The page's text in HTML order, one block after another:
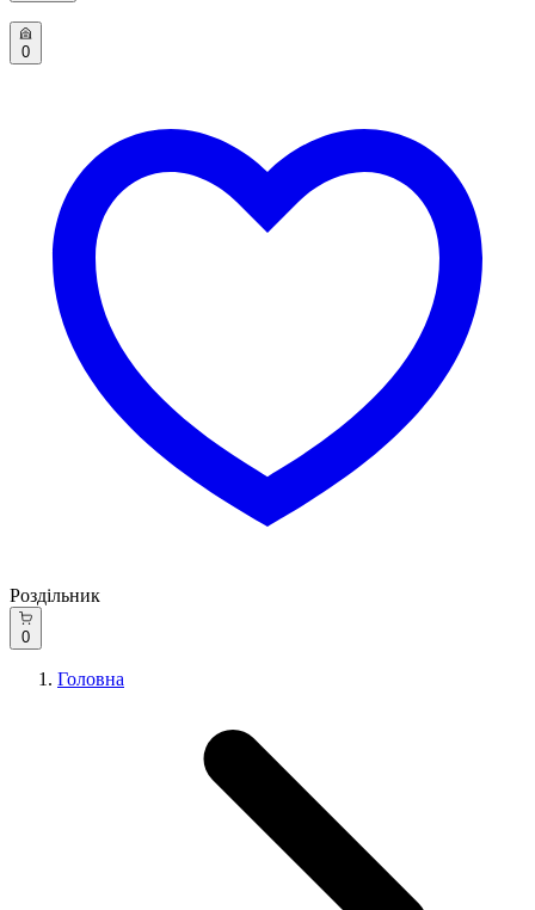
0
Роздільник
0
Головна